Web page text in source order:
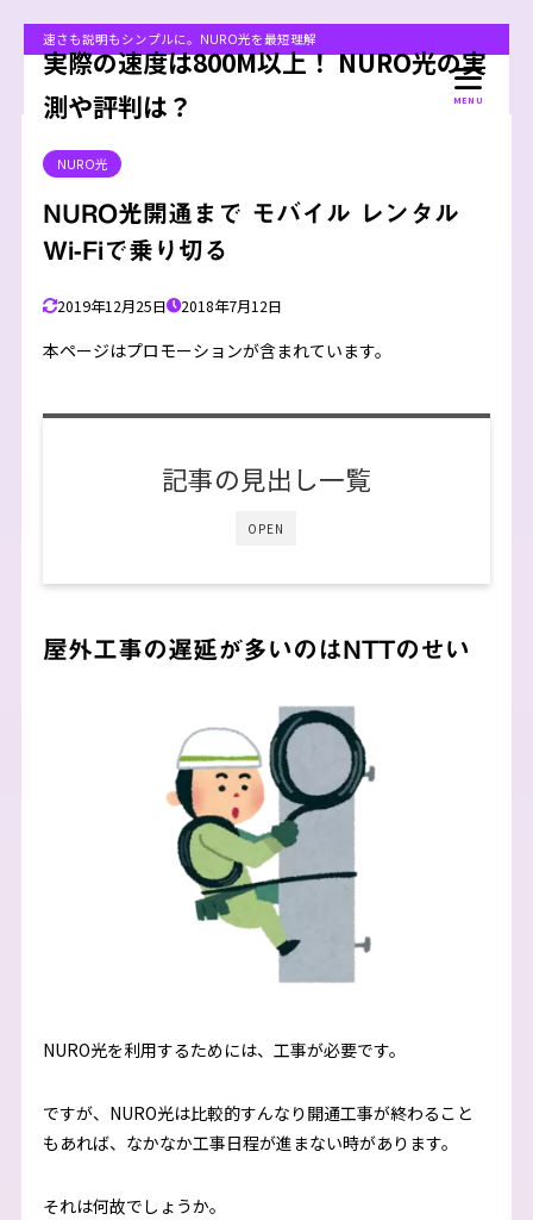
速さも説明もシンプルに。NURO光を最短理解
実際の速度は800M以上！ NURO光の実
測や評判は？
MENU
NURO光
NURO光開通まで モバイル レンタル
Wi-Fiで乗り切る
2019年12月25日 2018年7月12日
本ページはプロモーションが含まれています。
OPEN
記事の見出し一覧
屋外工事の遅延が多いのはNTTのせい
NURO光を利用するためには、工事が必要です。
ですが、NURO光は比較的すんなり開通工事が終わること
もあれば、なかなか工事日程が進まない時があります。
それは何故でしょうか。